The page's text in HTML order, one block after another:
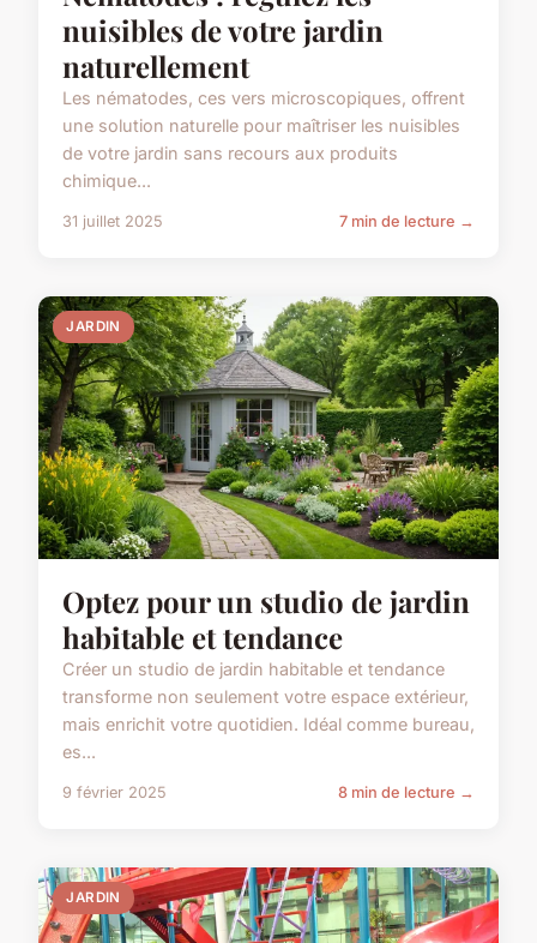
nuisibles de votre jardin
naturellement
Les nématodes, ces vers microscopiques, offrent
une solution naturelle pour maîtriser les nuisibles
de votre jardin sans recours aux produits
chimique...
31 juillet 2025 7 min de lecture →
JARDIN
Optez pour un studio de jardin
habitable et tendance
Créer un studio de jardin habitable et tendance
transforme non seulement votre espace extérieur,
mais enrichit votre quotidien. Idéal comme bureau,
es...
9 février 2025 8 min de lecture →
JARDIN